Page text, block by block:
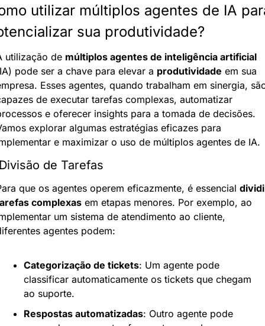
utilizar múltiplos agentes de IA
sua produtividade?
utilização de múltiplos agentes de inteligência artificial
pode ser a chave para elevar a produtividade em sua
Esses agentes, quando trabalham em sinergia,
de executar tarefas complexas, automatizar
e oferecer insights para a tomada de decisões.
explorar algumas estratégias eficazes para
e maximizar o uso de múltiplos agentes de IA.
de Tarefas
que os agentes operem eficazmente, é essencial
complexas em etapas menores. Por exemplo, ao
um sistema de atendimento ao cliente,
agentes podem:
Categorização de tickets: Um agente pode
classificar automaticamente os tickets que chegam
ao suporte.
Respostas automatizadas: Outro agente pode